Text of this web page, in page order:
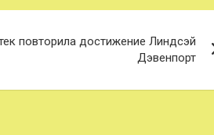
повторила достижение Линдсэй
Дэвенпорт